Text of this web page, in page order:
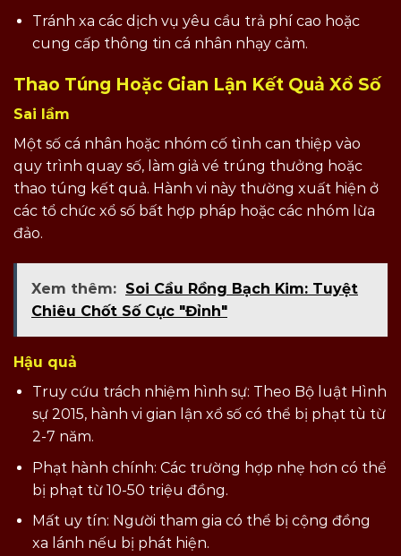
Tránh xa các dịch vụ yêu cầu trả phí cao hoặc
cung cấp thông tin cá nhân nhạy cảm.
Thao Túng Hoặc Gian Lận Kết Quả Xổ Số
Sai lầm
Một số cá nhân hoặc nhóm cố tình can thiệp vào
quy trình quay số, làm giả vé trúng thưởng hoặc
thao túng kết quả. Hành vi này thường xuất hiện ở
các tổ chức xổ số bất hợp pháp hoặc các nhóm lừa
đảo.
Xem thêm: Soi Cầu Rồng Bạch Kim: Tuyệt
Chiêu Chốt Số Cực "Đỉnh"
Hậu quả
Truy cứu trách nhiệm hình sự: Theo Bộ luật Hình
sự 2015, hành vi gian lận xổ số có thể bị phạt tù từ
2-7 năm.
Phạt hành chính: Các trường hợp nhẹ hơn có thể
bị phạt từ 10-50 triệu đồng.
Mất uy tín: Người tham gia có thể bị cộng đồng
xa lánh nếu bị phát hiện.